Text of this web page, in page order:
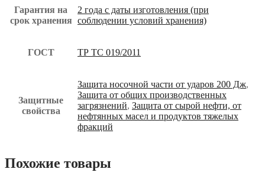
Гарантия на
срок хранения
2 года с даты изготовления (при
соблюдении условий хранения)
ГОСТ ТР ТС 019/2011
Защитные
свойства
Защита носочной части от ударов 200 Дж,
Защита от общих производственных
загрязнений, Защита от сырой нефти, от
нефтянных масел и продуктов тяжелых
фракций
Похожие товары